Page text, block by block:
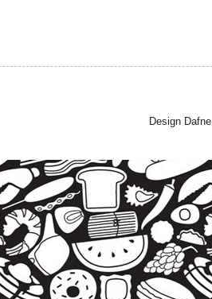
Design